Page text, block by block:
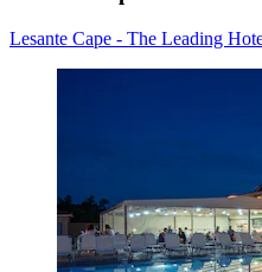
Lesante Cape - The Leading